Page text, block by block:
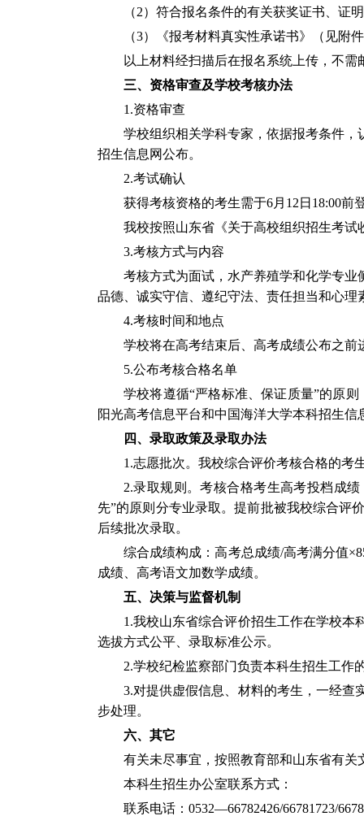
（2）符合报名条件的有关获奖证书、证
（3）《报考材料真实性承诺书》（见附
以上材料经扫描后在报名系统上传，不
三、资格审查及学校考核办法
1.资格审查
学校组织相关学科专家，依据报考条件
招生信息网公布。
2.考试确认
获得考核资格的考生需于6月 12 日 18:00前
我校按照山东省《关于高校组织招生考试
3.考核方式与内容
考核方式为面试，水产养殖学和化学专
品德、诚实守信、遵纪守法、责任担当和心理
4.考核时间和地点
学校将在高考结束后、高考成绩公布之
5.公布考核合格名单
学校将遵循“严格标准、保证质量”的原
阳光高考信息平台和中国海洋大学本科招生
四、录取政策及录取办法
1.志愿批次。我校综合评价考核合格的考
2.录取规则。考核合格考生高考投档成
先”的原则分专业录取。提前批被我校综合评
后续批次录取。
综合成绩构成：高考总成绩/高考满分值×
成绩、高考语文加数学成绩。
五、决策与监督机制
1.我校山东省综合评价招生工作在学校
选拔方式公平、录取标准公示。
2.学校纪检监察部门负责本科生招生工作
3.对提供虚假信息、材料的考生，一经查
步处理。
六、其它
有关未尽事宜，按照教育部和山东省有关
本科生招生办公室联系方式：
联系电话： 0532—66782426/66781723/